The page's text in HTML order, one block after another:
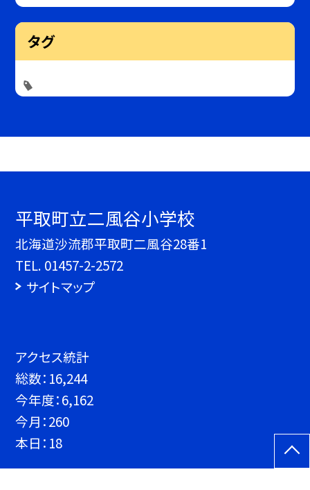
タグ
平取町立二風谷小学校
北海道沙流郡平取町二風谷28番1
TEL. 01457-2-2572
サイトマップ
アクセス統計
総数： 16,244
今年度：6,162
今月：260
本日： 18